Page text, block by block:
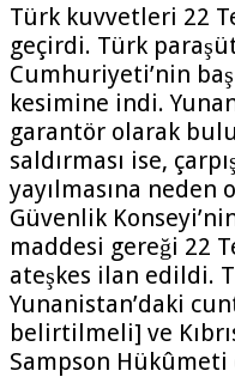
Türk kuvvetleri 22
geçirdi. Türk
Cumhuriyeti’nin
kesimine indi.
garantör olarak
saldırması ise,
yayılmasına
Güvenlik
maddesi gereği 22
ateşkes ilan edildi.
Yunanistan’daki
belirtilmeli] ve
Sampson Hükûmeti